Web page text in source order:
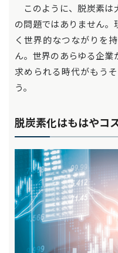
このように、脱炭素は
の問題ではありません
く世界的なつながりを
ん。世界のあらゆる企業
求められる時代がもう
う。
脱炭素化はもはやコ